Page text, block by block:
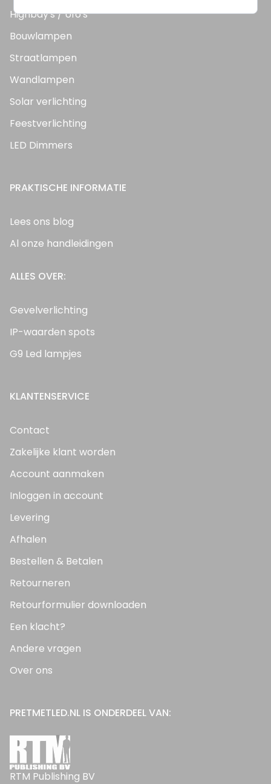
Highbay's / Ufo's
Bouwlampen
Straatlampen
Wandlampen
Solar verlichting
Feestverlichting
LED Dimmers
PRAKTISCHE INFORMATIE
Lees ons blog
Al onze handleidingen
ALLES OVER:
Gevelverlichting
IP-waarden spots
G9 Led lampjes
KLANTENSERVICE
Contact
Zakelijke klant worden
Account aanmaken
Inloggen in account
Levering
Afhalen
Bestellen & Betalen
Retourneren
Retourformulier downloaden
Een klacht?
Andere vragen
Over ons
PRETMETLED.NL IS ONDERDEEL VAN:
RTM Publishing BV